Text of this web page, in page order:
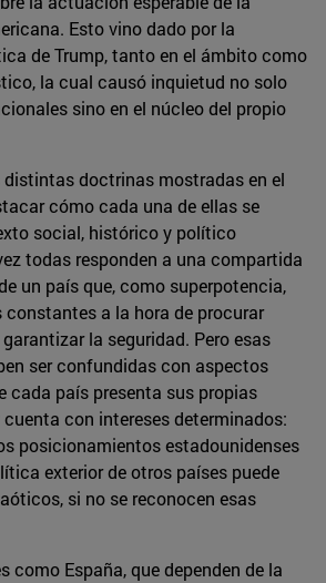
Esto vino dado por la
de Trump, tanto en el ámbito como
la cual causó inquietud no solo
sino en el núcleo del propio
distintas doctrinas mostradas en el
cómo cada una de ellas se
social, histórico y político
todas responden a una compartida
un país que, como superpotencia,
a la hora de procurar
la seguridad. Pero esas
ser confundidas con aspectos
cada país presenta sus propias
con intereses determinados:
posicionamientos estadounidenses
exterior de otros países puede
si no se reconocen esas
como España, que dependen de la